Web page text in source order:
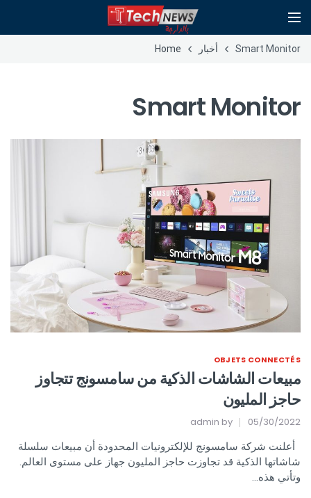
Smart Monitor أخبار Home
Smart Monitor
OBJETS CONNECTÉS
مبيعات الشاشات الذكية من سامسونج تتجاوز
حاجز المليون
05/30/2022
admin
أعلنت شركة سامسونج للإلكترونيات المحدودة أن مبيعات سلسلة
شاشاتها الذكية قد تجاوزت حاجز المليون جهاز على مستوى العالم.
وتأتي هذه…